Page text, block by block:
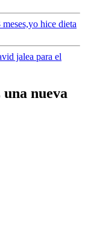
hice dieta
jalea para el
una nueva